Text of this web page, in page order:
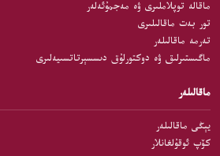
ماقالە توپلاملىرى ۋە مەجمۇئەلەر
تور بەت ماقالىلىرى
تەرمە ماقالىلەر
ماگىستىرلىق ۋە دوكتورلۇق دىسسېرتاتسىيەلىرى
ماقالىلەر
يېڭى ماقالىلەر
كۆپ ئوقۇلغانلار